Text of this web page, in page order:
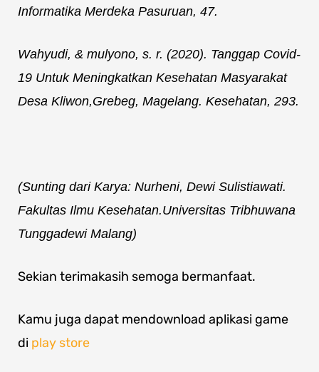
Informatika Merdeka Pasuruan, 47.
Wahyudi, & mulyono, s. r. (2020). Tanggap Covid-
19 Untuk Meningkatkan Kesehatan Masyarakat
Desa Kliwon,Grebeg, Magelang. Kesehatan, 293.
(Sunting dari Karya: Nurheni, Dewi Sulistiawati.
Fakultas Ilmu Kesehatan.Universitas Tribhuwana
Tunggadewi Malang)
Sekian terimakasih semoga bermanfaat.
Kamu juga dapat mendownload aplikasi game
di play store